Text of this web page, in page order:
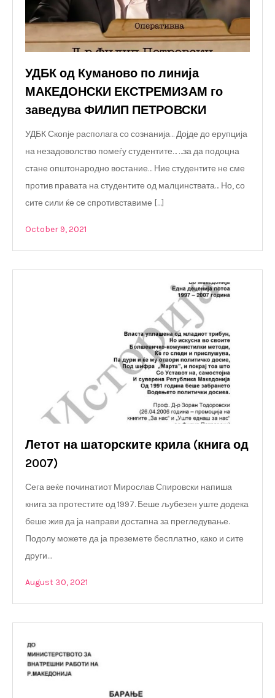
УДБК од Куманово по линија
МАКЕДОНСКИ ЕКСТРЕМИЗАМ го
заведува ФИЛИП ПЕТРОВСКИ
УДБК Скопје располага со сознанија… Дојде до ерупција
на незадоволство помеѓу студентите… …за да подоцна
стане општонародно востание… Ние студентите не сме
против правата на студентите од малцинствата… Но, со
сите сили ќе се спротивставиме […]
October 9, 2021
Летот на шаторските крила (книга од
2007)
Сега веќе починатиот Мирослав Спировски напиша
книга за протестите од 1997. Беше љубезен уште додека
беше жив да ја направи достапна за прегледување.
Подолу можете да ја преземете бесплатно, како и сите
други…
August 30, 2021